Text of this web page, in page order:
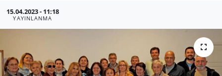
15.04.2023 - 11:18
YAYINLANMA
EKONOMİ
GÜNDEM
Son Dakika Haberleri